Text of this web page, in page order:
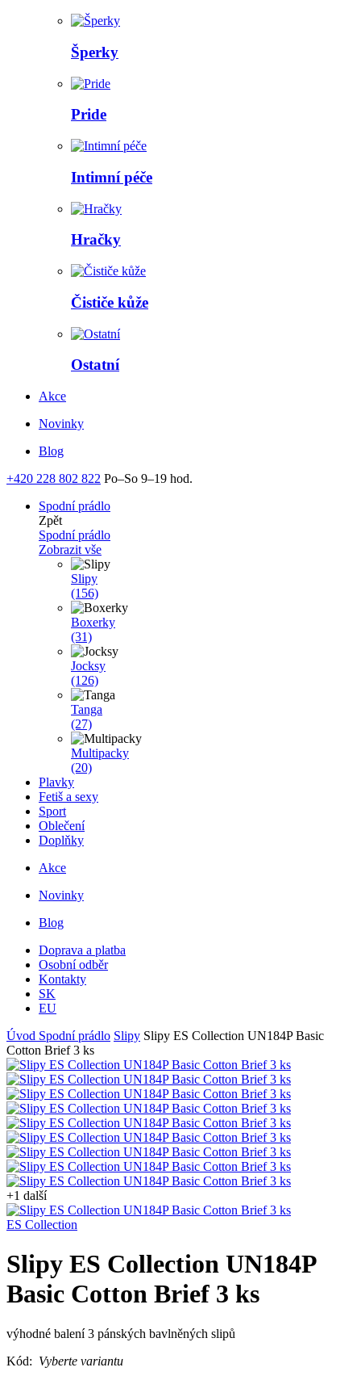
Šperky
Pride
Intimní péče
Hračky
Čističe kůže
Ostatní
Akce
Novinky
Blog
+420 228 802 822 Po–So 9–19 hod.
Spodní prádlo
Zpět
Spodní prádlo
Zobrazit vše
Slipy
(156)
Boxerky
(31)
Jocksy
(126)
Tanga
(27)
Multipacky
(20)
Plavky
Fetiš a sexy
Sport
Oblečení
Doplňky
Akce
Novinky
Blog
Doprava a platba
Osobní odběr
Kontakty
SK
EU
Úvod Spodní prádlo Slipy Slipy ES Collection UN184P Basic
Cotton Brief 3 ks
+1 další
ES Collection
Slipy ES Collection UN184P
Basic Cotton Brief 3 ks
výhodné balení 3 pánských bavlněných slipů
Kód: Vyberte variantu